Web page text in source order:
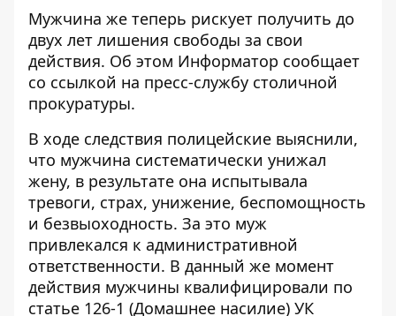
Мужчина же теперь рискует получить до
двух лет лишения свободы за свои
действия. Об этом Информатор сообщает
со ссылкой на пресс-службу столичной
прокуратуры.
В ходе следствия полицейские выяснили,
что мужчина систематически унижал
жену, в результате она испытывала
тревоги, страх, унижение, беспомощность
и безвыоходность. За это муж
привлекался к административной
ответственности. В данный же момент
действия мужчины квалифицировали по
статье 126-1 (Домашнее насилие) УК